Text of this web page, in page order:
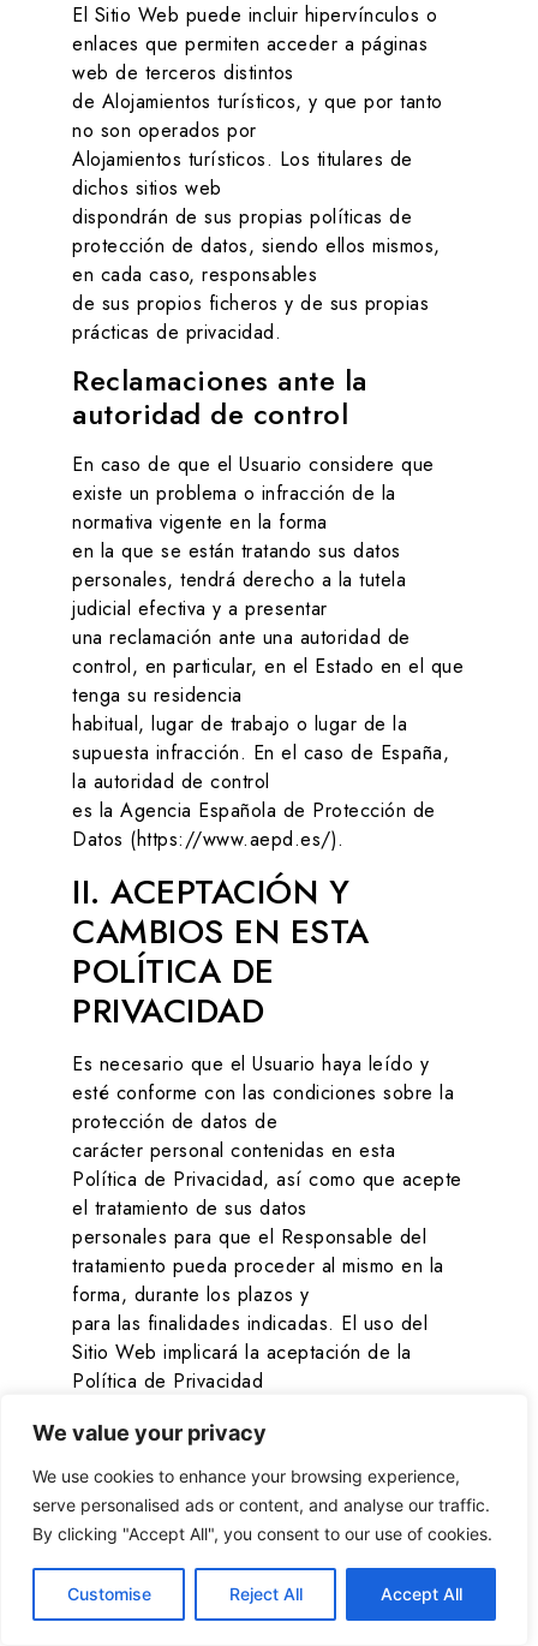
We value your privacy
We use cookies to enhance your browsing experience,
serve personalised ads or content, and analyse our traffic.
By clicking "Accept All", you consent to our use of cookies.
Customise Reject All Accept All
El Sitio Web puede incluir hipervínculos o
enlaces que permiten acceder a páginas
web de terceros distintos
de Alojamientos turísticos, y que por tanto
no son operados por
Alojamientos turísticos. Los titulares de
dichos sitios web
dispondrán de sus propias políticas de
protección de datos, siendo ellos mismos,
en cada caso, responsables
de sus propios ficheros y de sus propias
prácticas de privacidad.
Reclamaciones ante la
autoridad de control
En caso de que el Usuario considere que
existe un problema o infracción de la
normativa vigente en la forma
en la que se están tratando sus datos
personales, tendrá derecho a la tutela
judicial efectiva y a presentar
una reclamación ante una autoridad de
control, en particular, en el Estado en el que
tenga su residencia
habitual, lugar de trabajo o lugar de la
supuesta infracción. En el caso de España,
la autoridad de control
es la Agencia Española de Protección de
Datos (https://www.aepd.es/).
II. ACEPTACIÓN Y
CAMBIOS EN ESTA
POLÍTICA DE
PRIVACIDAD
Es necesario que el Usuario haya leído y
esté conforme con las condiciones sobre la
protección de datos de
carácter personal contenidas en esta
Política de Privacidad, así como que acepte
el tratamiento de sus datos
personales para que el Responsable del
tratamiento pueda proceder al mismo en la
forma, durante los plazos y
para las finalidades indicadas. El uso del
Sitio Web implicará la aceptación de la
Política de Privacidad
a modificar su
Política de Privacidad, de acuerdo a su
propio criterio, o motivado por un cambio
legislativo,
jurisprudencial o doctrinal de la Agencia
Española de Protección de Datos. Los